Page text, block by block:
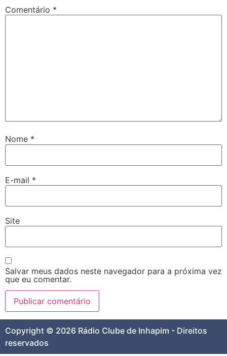
Comentário *
Nome *
E-mail *
Site
Salvar meus dados neste navegador para a próxima vez
que eu comentar.
Copyright © 2026 Rádio Clube de Inhapim - Direitos
reservados